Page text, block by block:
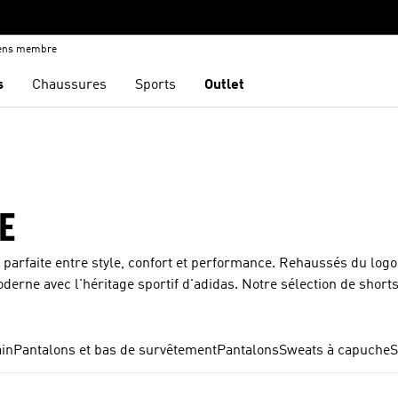
membre
Chaussures Sports Outlet
entre style, confort et performance. Rehaussés du logo
avec l'héritage sportif d'adidas. Notre sélection de
pour les entraînements intenses ou les journées
a ce qu'il te faut : des shorts en coton pour homme adaptés
de style dynamique, reflétant la passion
homme sur le site officiel adidas.
Pantalons et bas de survêtementPantalonsSweats à capuche